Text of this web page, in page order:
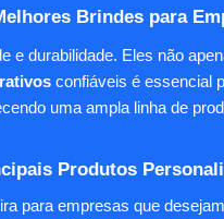
Brindes para
e durabilidade. Eles não
confiáveis é essencial
uma ampla linha de
Produtos
para empresas que